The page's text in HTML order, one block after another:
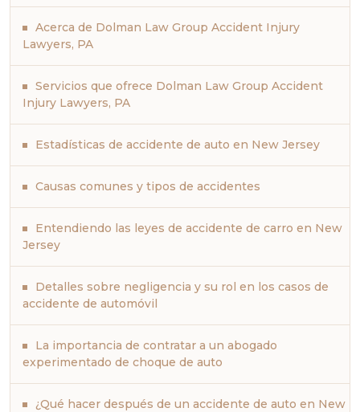
Acerca de Dolman Law Group Accident Injury
Lawyers, PA
Servicios que ofrece Dolman Law Group Accident
Injury Lawyers, PA
Estadísticas de accidente de auto en New Jersey
Causas comunes y tipos de accidentes
Entendiendo las leyes de accidente de carro en New
Jersey
Detalles sobre negligencia y su rol en los casos de
accidente de automóvil
La importancia de contratar a un abogado
experimentado de choque de auto
¿Qué hacer después de un accidente de auto en New